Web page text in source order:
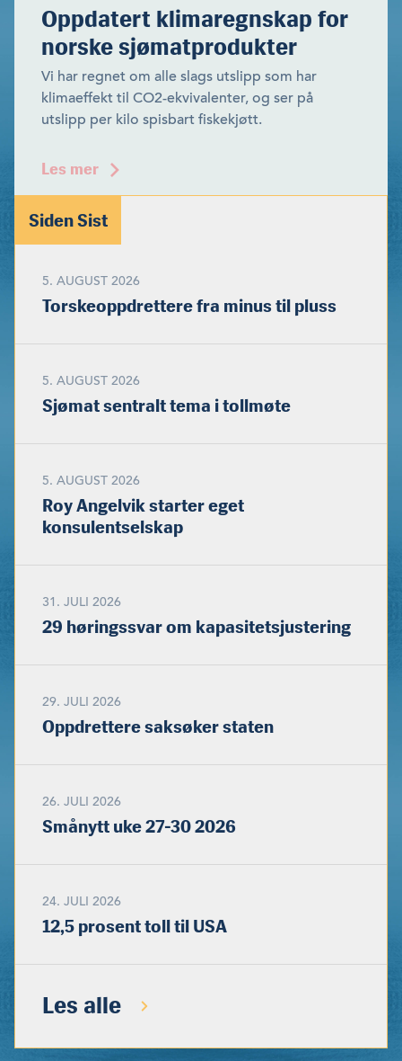
Oppdatert klimaregnskap for
norske sjømatprodukter
Vi har regnet om alle slags utslipp som har
klimaeffekt til CO2-ekvivalenter, og ser på
utslipp per kilo spisbart fiskekjøtt.
Les mer
Siden Sist
5. AUGUST 2026
Torskeoppdrettere fra minus til pluss
5. AUGUST 2026
Sjømat sentralt tema i tollmøte
5. AUGUST 2026
Roy Angelvik starter eget
konsulentselskap
31. JULI 2026
29 høringssvar om kapasitetsjustering
29. JULI 2026
Oppdrettere saksøker staten
26. JULI 2026
Smånytt uke 27-30 2026
24. JULI 2026
12,5 prosent toll til USA
Les alle